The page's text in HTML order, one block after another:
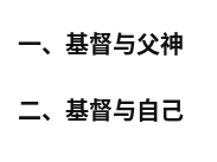
一、基督与父神
二、基督与自己